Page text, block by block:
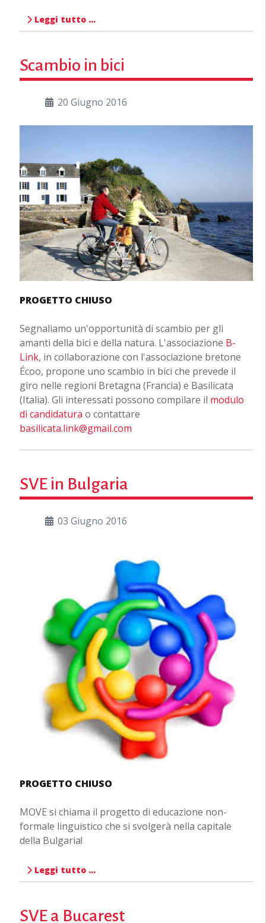
Leggi tutto …
Scambio in bici
20 Giugno 2016
PROGETTO CHIUSO
Segnaliamo un'opportunità di scambio per gli
amanti della bici e della natura. L'associazione B-
Link, in collaborazione con l'associazione bretone
Écoo, propone uno scambio in bici che prevede il
giro nelle regioni Bretagna (Francia) e Basilicata
(Italia). Gli interessati possono compilare il modulo
di candidatura o contattare
basilicata.link@gmail.com
SVE in Bulgaria
03 Giugno 2016
PROGETTO CHIUSO
MOVE si chiama il progetto di educazione non-
formale linguistico che si svolgerà nella capitale
della Bulgaria!
Leggi tutto …
SVE a Bucarest